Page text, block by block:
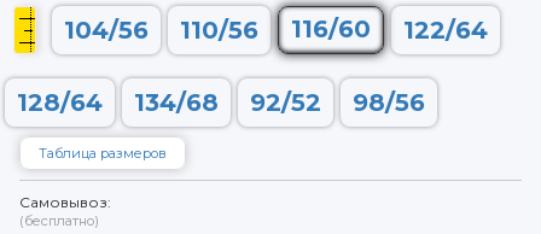
104/56 110/56 116/60 122/64
128/64 134/68 92/52 98/56
Таблица размеров
Самовывоз:
(бесплатно)